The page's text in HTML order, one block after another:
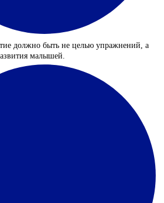
должно быть не целью упражнений, а
малышей.